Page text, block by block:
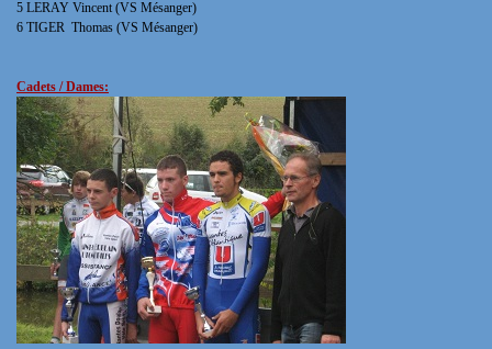
5 LERAY Vincent (VS Mésanger)
6 TIGER Thomas (VS Mésanger)
Cadets / Dames: